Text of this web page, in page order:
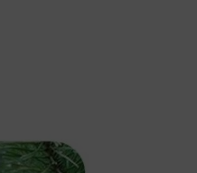
Bor daje eterično ulje dobro
uživali u iscjeliteljskom